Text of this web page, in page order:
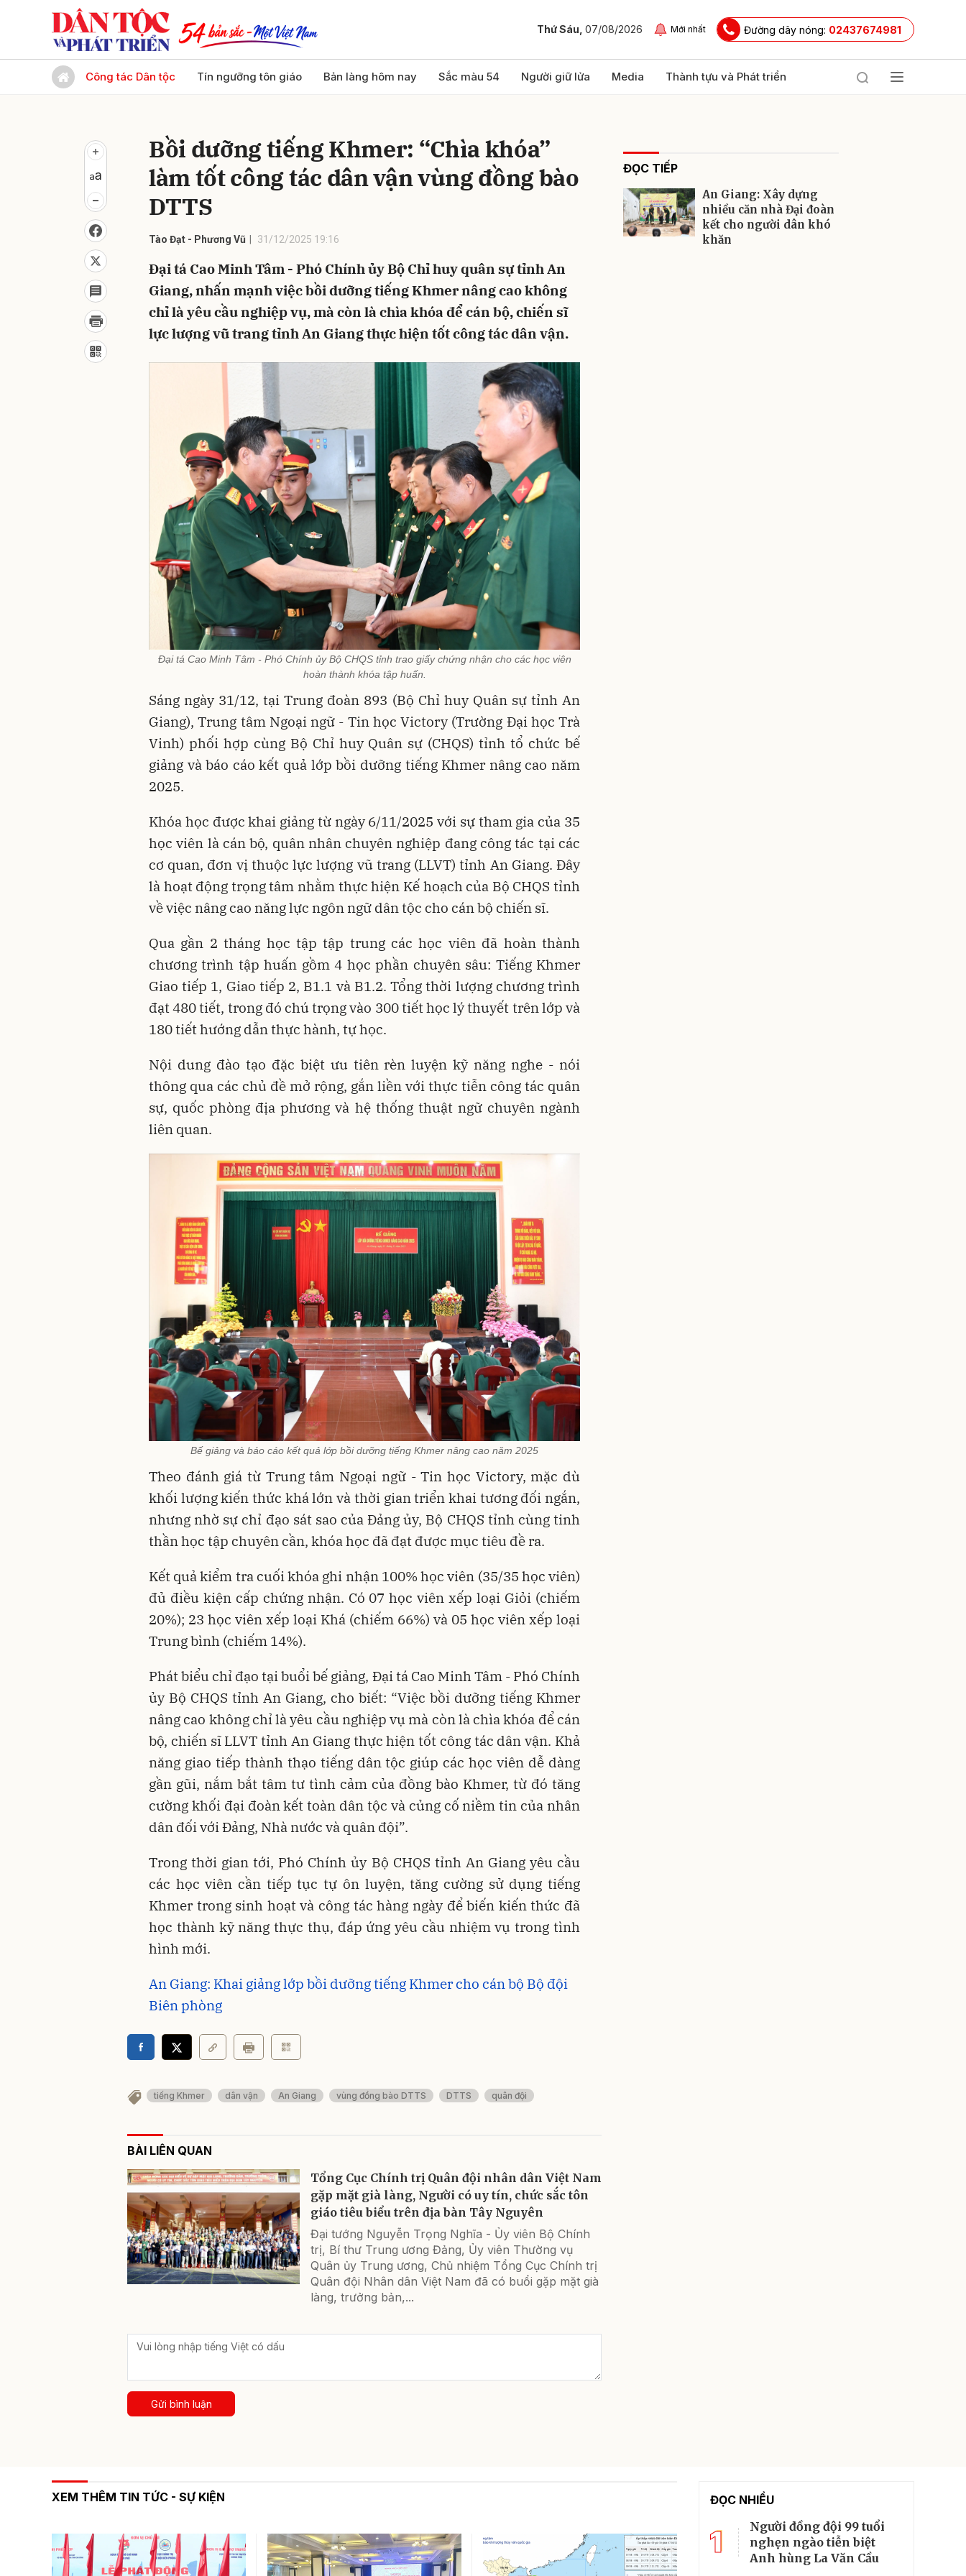
Thứ Sáu, 07/08/2026 Mới nhất Đường dây nóng: 02437674981
Công tác Dân tộc Tín ngưỡng tôn giáo Bản làng hôm nay Sắc màu 54 Người giữ lửa Media Thành tựu và Phát triển
Bồi dưỡng tiếng Khmer: “Chìa khóa”
làm tốt công tác dân vận vùng đồng bào
DTTS
Tào Đạt - Phương Vũ 31/12/2025 19:16
Đại tá Cao Minh Tâm - Phó Chính ủy Bộ Chỉ huy quân sự tỉnh An
Giang, nhấn mạnh việc bồi dưỡng tiếng Khmer nâng cao không
chỉ là yêu cầu nghiệp vụ, mà còn là chìa khóa để cán bộ, chiến sĩ
lực lượng vũ trang tỉnh An Giang thực hiện tốt công tác dân vận.
Đại tá Cao Minh Tâm - Phó Chính ủy Bộ CHQS tỉnh trao giấy chứng nhận cho các học viên
hoàn thành khóa tập huấn.
Sáng ngày 31/12, tại Trung đoàn 893 (Bộ Chỉ huy Quân sự tỉnh An
Giang), Trung tâm Ngoại ngữ - Tin học Victory (Trường Đại học Trà
Vinh) phối hợp cùng Bộ Chỉ huy Quân sự (CHQS) tỉnh tổ chức bế
giảng và báo cáo kết quả lớp bồi dưỡng tiếng Khmer nâng cao năm
2025. ​
Khóa học được khai giảng từ ngày 6/11/2025 với sự tham gia của 35
học viên là cán bộ, quân nhân chuyên nghiệp đang công tác tại các
cơ quan, đơn vị thuộc lực lượng vũ trang (LLVT) tỉnh An Giang. Đây
là hoạt động trọng tâm nhằm thực hiện Kế hoạch của Bộ CHQS tỉnh
về việc nâng cao năng lực ngôn ngữ dân tộc cho cán bộ chiến sĩ. ​
Qua gần 2 tháng học tập tập trung các học viên đã hoàn thành
chương trình tập huấn gồm 4 học phần chuyên sâu: Tiếng Khmer
Giao tiếp 1, Giao tiếp 2, B1.1 và B1.2. Tổng thời lượng chương trình
đạt 480 tiết, trong đó chú trọng vào 300 tiết học lý thuyết trên lớp và
180 tiết hướng dẫn thực hành, tự học. ​
Nội dung đào tạo đặc biệt ưu tiên rèn luyện kỹ năng nghe - nói
thông qua các chủ đề mở rộng, gắn liền với thực tiễn công tác quân
sự, quốc phòng địa phương và hệ thống thuật ngữ chuyên ngành
liên quan. ​
Bế giảng và báo cáo kết quả lớp bồi dưỡng tiếng Khmer nâng cao năm 2025
​Theo đánh giá từ Trung tâm Ngoại ngữ - Tin học Victory, mặc dù
khối lượng kiến thức khá lớn và thời gian triển khai tương đối ngắn,
nhưng nhờ sự chỉ đạo sát sao của Đảng ủy, Bộ CHQS tỉnh cùng tinh
thần học tập chuyên cần, khóa học đã đạt được mục tiêu đề ra.
Kết quả kiểm tra cuối khóa ghi nhận 100% học viên (35/35 học viên)
đủ điều kiện cấp chứng nhận. Có 07 học viên xếp loại Giỏi (chiếm
20%); 23 học viên xếp loại Khá (chiếm 66%) và 05 học viên xếp loại
Trung bình (chiếm 14%). ​
​Phát biểu chỉ đạo tại buổi bế giảng, Đại tá Cao Minh Tâm - Phó Chính
ủy Bộ CHQS tỉnh An Giang, cho biết: “Việc bồi dưỡng tiếng Khmer
nâng cao không chỉ là yêu cầu nghiệp vụ mà còn là chìa khóa để cán
bộ, chiến sĩ LLVT tỉnh An Giang thực hiện tốt công tác dân vận. Khả
năng giao tiếp thành thạo tiếng dân tộc giúp các học viên dễ dàng
gần gũi, nắm bắt tâm tư tình cảm của đồng bào Khmer, từ đó tăng
cường khối đại đoàn kết toàn dân tộc và củng cố niềm tin của nhân
dân đối với Đảng, Nhà nước và quân đội”.
Trong thời gian tới, Phó Chính ủy Bộ CHQS tỉnh An Giang yêu cầu
các học viên cần tiếp tục tự ôn luyện, tăng cường sử dụng tiếng
Khmer trong sinh hoạt và công tác hàng ngày để biến kiến thức đã
học thành kỹ năng thực thụ, đáp ứng yêu cầu nhiệm vụ trong tình
hình mới.
An Giang: Khai giảng lớp bồi dưỡng tiếng Khmer cho cán bộ Bộ đội
Biên phòng
tiếng Khmer dân vận An Giang vùng đồng bào DTTS DTTS quân đội
BÀI LIÊN QUAN
Tổng Cục Chính trị Quân đội nhân dân Việt Nam
gặp mặt già làng, Người có uy tín, chức sắc tôn
giáo tiêu biểu trên địa bàn Tây Nguyên
Đại tướng Nguyễn Trọng Nghĩa - Ủy viên Bộ Chính
trị, Bí thư Trung ương Đảng, Ủy viên Thường vụ
Quân ủy Trung ương, Chủ nhiệm Tổng Cục Chính trị
Quân đội Nhân dân Việt Nam đã có buổi gặp mặt già
làng, trưởng bản,...
Gửi bình luận
ĐỌC TIẾP
An Giang: Xây dựng
nhiều căn nhà Đại đoàn
kết cho người dân khó
khăn
XEM THÊM TIN TỨC - SỰ KIỆN ĐỌC NHIỀU
1
Người đồng đội 99 tuổi
nghẹn ngào tiễn biệt
Anh hùng La Văn Cầu
Gửi bình luận
Gửi